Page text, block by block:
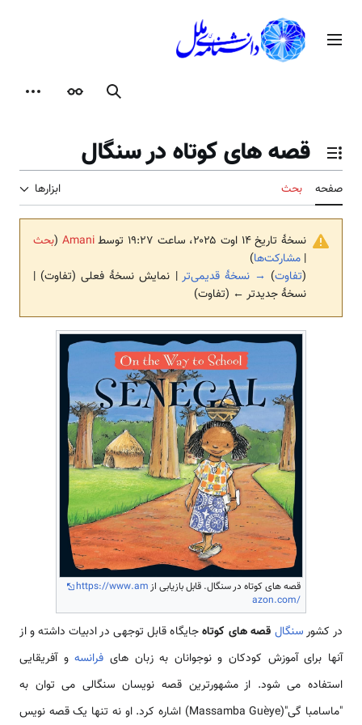
محتوامنوی اصلی
جستجوظاهر
تغییر وضعیت فهرست محتویات
قصه های کوتاه در سنگال
صفحه بحث ابزارها
نسخهٔ تاریخ ‏۱۴ اوت ۲۰۲۵، ساعت ۱۹:۲۷ توسط Amani
(بحث
| مشارکت‌ها)
(تفاوت) → نسخهٔ قدیمی‌تر | نمایش نسخهٔ فعلی (تفاوت) |
نسخهٔ جدیدتر ← (تفاوت)
قصه های کوتاه در سنگال. قابل بازیابی از https://www.am
azon.com/
در کشورسنگال قصه های کوتاهجایگاه قابل توجهی در ادبیات داشته و از
آنها برای آموزش کودکان و نوجوانان به زبان های فرانسهو آفریقایی
استفاده می شود. از مشهورترین قصه نویسان سنگالی می توان به
"ماسامبا گی"(Massamba Guèye) اشاره کرد. او نه تنها یک قصه نویس